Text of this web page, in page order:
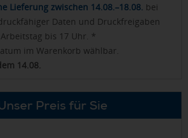
Lieferung zwischen 14.08.–18.08. bei
Daten und Druckfreigaben
bis 17 Uhr. *
im Warenkorb wählbar.
14.08.
Preis für Sie